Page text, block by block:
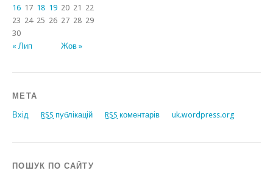
« Лип Жов »
16 17 18 19 20 21 22
23 24 25 26 27 28 29
30
МЕТА
Вхід RSS публікацій RSS коментарів uk.wordpress.org
ПОШУК ПО САЙТУ